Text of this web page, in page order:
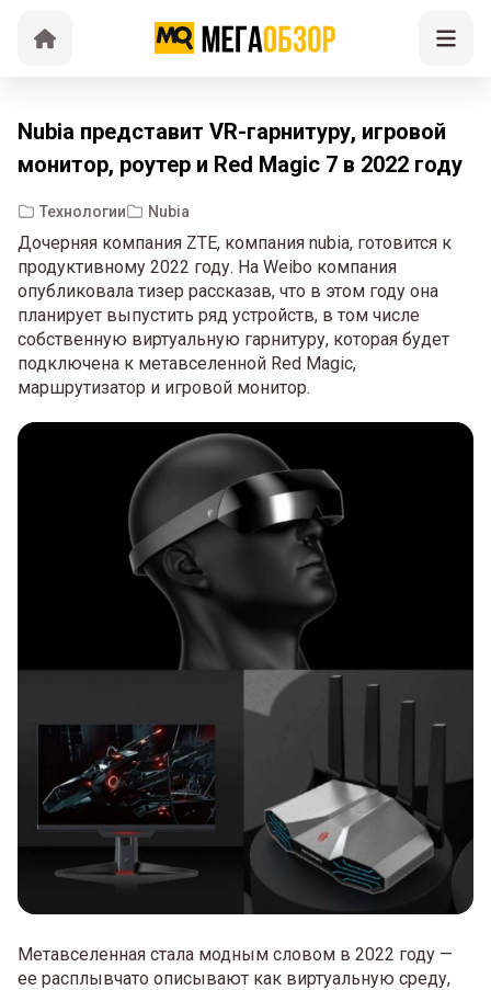
Nubia представит VR-гарнитуру, игровой
монитор, роутер и Red Magic 7 в 2022 году
Технологии Nubia
Дочерняя компания ZTE, компания nubia, готовится к
продуктивному 2022 году. На Weibo компания
опубликовала тизер рассказав, что в этом году она
планирует выпустить ряд устройств, в том числе
собственную виртуальную гарнитуру, которая будет
подключена к метавселенной Red Magic,
маршрутизатор и игровой монитор.
Метавселенная стала модным словом в 2022 году —
ее расплывчато описывают как виртуальную среду,